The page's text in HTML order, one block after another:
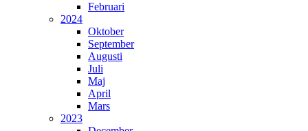
Februari
2024
Oktober
September
Augusti
Juli
Maj
April
Mars
2023